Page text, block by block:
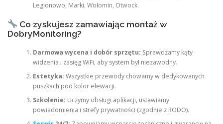
Legionowo, Marki, Wołomin, Otwock.
Co zyskujesz zamawiając montaż w
DobryMonitoring?
Darmowa wycena i dobór sprzętu: Sprawdzamy kąty
widzenia i zasięg WiFi, aby system był niezawodny.
Estetyka: Wszystkie przewody chowamy w dedykowanych
puszkach pod kolor elewacji.
Szkolenie: Uczymy obsługi aplikacji, ustawiamy
powiadomienia i strefy prywatności (zgodnie z RODO).